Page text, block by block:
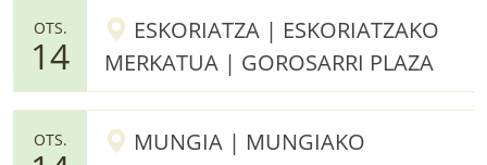
OTS.
14
ESKORIATZA | ESKORIATZAKO
MERKATUA | GOROSARRI PLAZA
OTS.
MUNGIA | MUNGIAKO